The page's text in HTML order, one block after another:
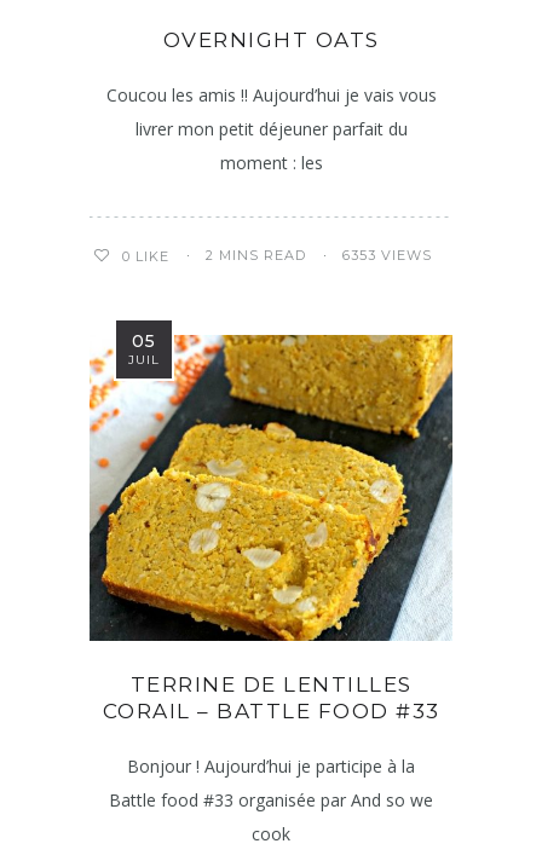
OVERNIGHT OATS
Coucou les amis !! Aujourd’hui je vais vous
livrer mon petit déjeuner parfait du
moment : les
0 LIKE 2 MINS READ 6353 VIEWS
05
JUIL
TERRINE DE LENTILLES
CORAIL – BATTLE FOOD #33
Bonjour ! Aujourd’hui je participe à la
Battle food #33 organisée par And so we
cook